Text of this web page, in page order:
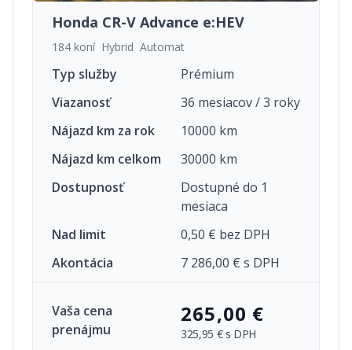
Honda CR-V Advance e:HEV
184 koní Hybrid Automat
Typ služby
Prémium
Viazanosť
36 mesiacov / 3 roky
Nájazd km za rok
10000 km
Nájazd km celkom
30000 km
Dostupnosť
Dostupné do 1
mesiaca
Nad limit
0,50 € bez DPH
Akontácia
7 286,00 € s DPH
Vaša cena
prenájmu
265,00 €
325,95 €s DPH